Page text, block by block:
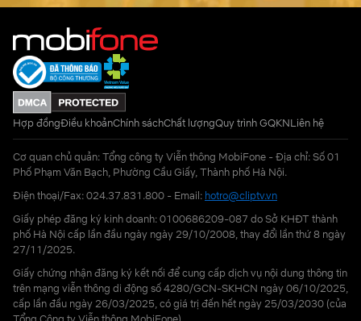
Hợp đồngĐiều khoảnChính sáchChất lượngQuy trình GQKNLiên hệ
Cơ quan chủ quản: Tổng công ty Viễn thông MobiFone - Địa chỉ: Số 01
Phố Phạm Văn Bạch, Phường Cầu Giấy, Thành phố Hà Nội.
Điện thoại/Fax: 024.37.831.800 - Email: hotro@cliptv.vn
Giấy phép đăng ký kinh doanh: 0100686209-087 do Sở KHĐT thành
phố Hà Nội cấp lần đầu ngày ngày 29/10/2008, thay đổi lần thứ 8 ngày
27/11/2025.
Giấy chứng nhận đăng ký kết nối để cung cấp dịch vụ nội dung thông tin
trên mạng viễn thông di động số 4280/GCN-SKHCN ngày 06/10/2025,
cấp lần đầu ngày 26/03/2025, có giá trị đến hết ngày 25/03/2030 (của